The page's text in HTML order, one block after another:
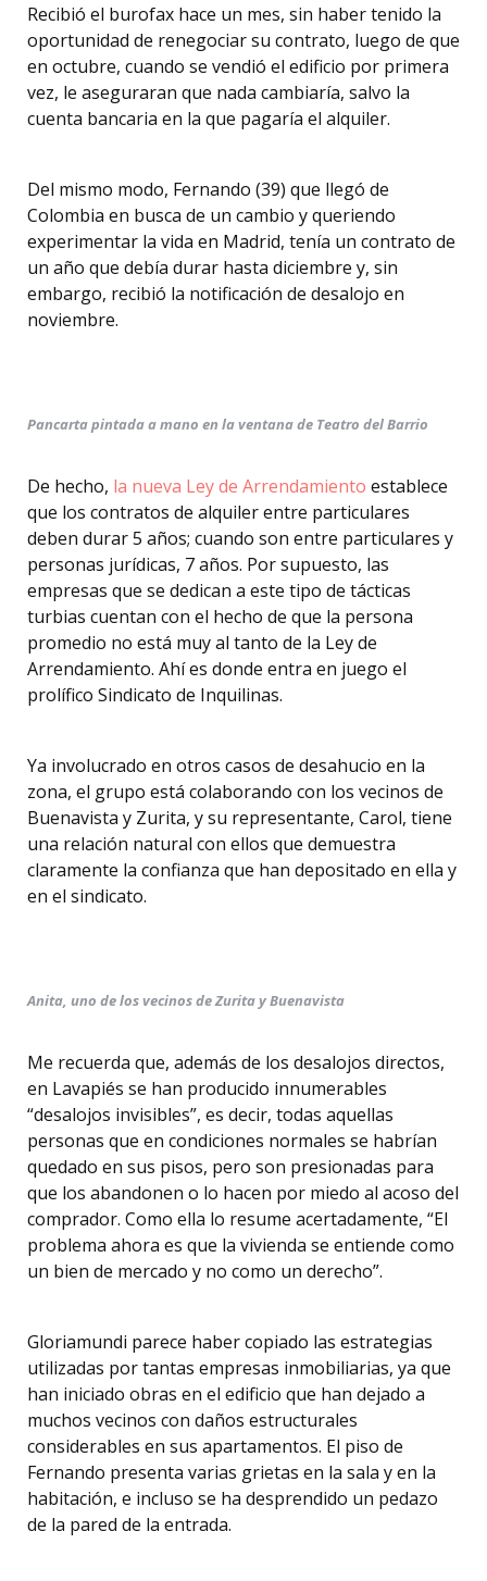
Recibió el burofax hace un mes, sin haber tenido la
oportunidad de renegociar su contrato, luego de que
en octubre, cuando se vendió el edificio por primera
vez, le aseguraran que nada cambiaría, salvo la
cuenta bancaria en la que pagaría el alquiler.
Del mismo modo, Fernando (39) que llegó de
Colombia en busca de un cambio y queriendo
experimentar la vida en Madrid, tenía un contrato de
un año que debía durar hasta diciembre y, sin
embargo, recibió la notificación de desalojo en
noviembre.
Pancarta pintada a mano en la ventana de Teatro del Barrio
De hecho, la nueva Ley de Arrendamiento establece
que los contratos de alquiler entre particulares
deben durar 5 años; cuando son entre particulares y
personas jurídicas, 7 años. Por supuesto, las
empresas que se dedican a este tipo de tácticas
turbias cuentan con el hecho de que la persona
promedio no está muy al tanto de la Ley de
Arrendamiento. Ahí es donde entra en juego el
prolífico Sindicato de Inquilinas.
Ya involucrado en otros casos de desahucio en la
zona, el grupo está colaborando con los vecinos de
Buenavista y Zurita, y su representante, Carol, tiene
una relación natural con ellos que demuestra
claramente la confianza que han depositado en ella y
en el sindicato.
Anita, uno de los vecinos de Zurita y Buenavista
Me recuerda que, además de los desalojos directos,
en Lavapiés se han producido innumerables
“desalojos invisibles”, es decir, todas aquellas
personas que en condiciones normales se habrían
quedado en sus pisos, pero son presionadas para
que los abandonen o lo hacen por miedo al acoso del
comprador. Como ella lo resume acertadamente, “El
problema ahora es que la vivienda se entiende como
un bien de mercado y no como un derecho”.
Gloriamundi parece haber copiado las estrategias
utilizadas por tantas empresas inmobiliarias, ya que
han iniciado obras en el edificio que han dejado a
muchos vecinos con daños estructurales
considerables en sus apartamentos. El piso de
Fernando presenta varias grietas en la sala y en la
habitación, e incluso se ha desprendido un pedazo
de la pared de la entrada.